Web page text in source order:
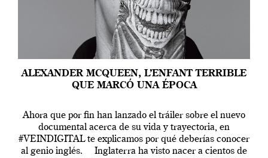
ALEXANDER MCQUEEN, L’ENFANT TERRIBLE
QUE MARCÓ UNA ÉPOCA
Ahora que por fin han lanzado el tráiler sobre el nuevo
documental acerca de su vida y trayectoria, en
#VEINDIGITAL te explicamos por qué deberías conocer
al genio inglés. Inglaterra ha visto nacer a cientos de